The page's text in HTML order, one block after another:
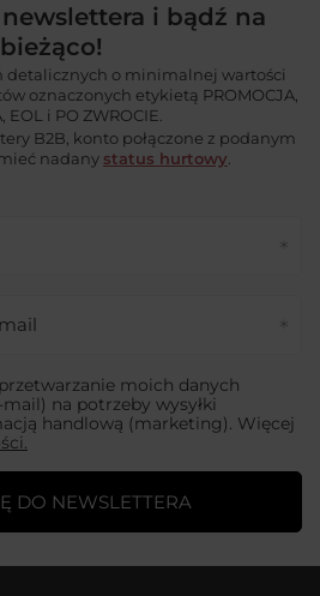
i bądź na
bieżąco!
detalicznych o minimalnej wartości
oznaczonych etykietą PROMOCJA,
EOL i PO ZWROCIE.
B2B, konto połączone z podanym
nadany status hurtowy.
moich danych
na potrzeby wysyłki
handlową (marketing). Więcej
DO NEWSLETTERA